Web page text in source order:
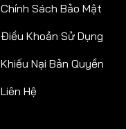
Chính Sách Bảo Mật
Điều Khoản Sử Dụng
Khiếu Nại Bản Quyền
Liên Hệ